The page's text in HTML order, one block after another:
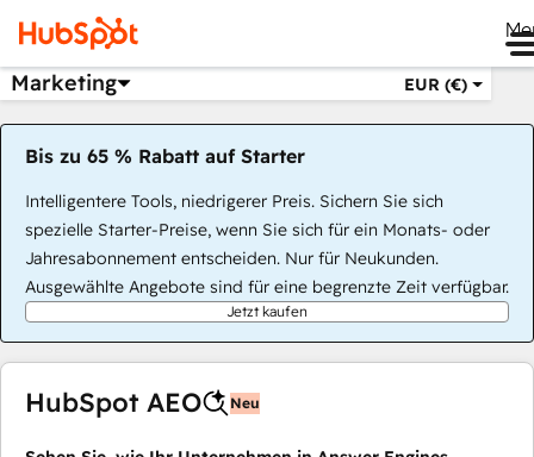
Marketing EUR (€)
Bis zu 65 % Rabatt auf Starter
Intelligentere Tools, niedrigerer Preis. Sichern Sie sich
spezielle Starter-Preise, wenn Sie sich für ein Monats- oder
Jahresabonnement entscheiden. Nur für Neukunden.
Ausgewählte Angebote sind für eine begrenzte Zeit verfügbar.
Jetzt kaufen
HubSpot AEO Neu